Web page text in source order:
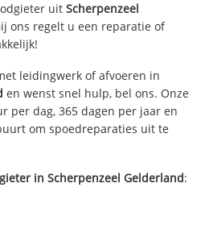
uitScherpenzeel
ons regelt u een reparatie of
leidingwerk of afvoeren in
en wenst snel hulp, bel ons. Onze
per dag, 365 dagen per jaar en
om spoedreparaties uit te
inScherpenzeel Gelderland: